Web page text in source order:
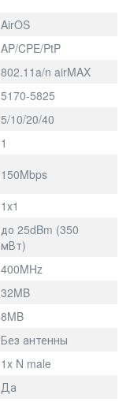
AirOS
AP/CPE/PtP
802.11a/n airMAX
5170-5825
5/10/20/40
1
150Mbps
1x1
до 25dBm (350
мВт)
400MHz
32MB
8MB
Без антенны
1x N male
Да